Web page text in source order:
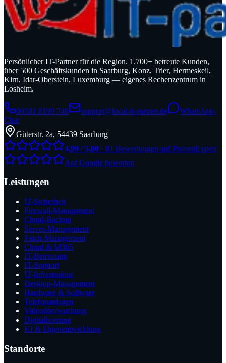
Persönlicher IT-Partner für die Region. 1.700+ betreute Kunden,
über 500 Geschäftskunden in Saarburg, Konz, Trier, Hermeskeil,
Kirn, Idar-Oberstein, Luxemburg — eigenes Rechenzentrum in
Losheim.
06581 8199 746 support@local-it-partner.de
WhatsApp-
Chat
Güterstr. 2a, 54439 Saarburg
4,99 / 5,00 · 81 Bewertungen auf ProvenExpert
Auf Google bewerten
Leistungen
IT-Sicherheit
Firewall-Management
Cloud-Backup
Server-Management
Patch-Management
Cloud & M365
IT-Betreuung
IT-Support
IT-Infrastruktur
Desktop-Management
Hardware & Software
Telefonanlagen
Videoüberwachung
Digitalisierung
KI & Eigenentwicklung
Standorte